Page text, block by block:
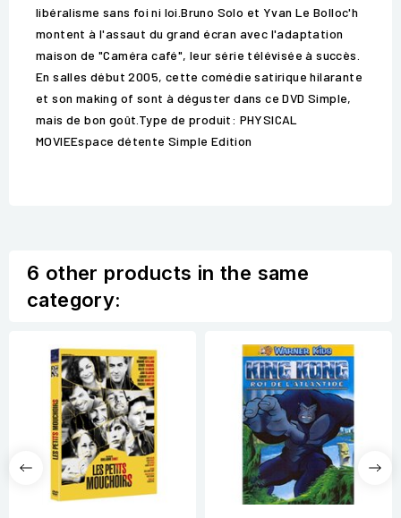
libéralisme sans foi ni loi.Bruno Solo et Yvan Le Bolloc'h
montent à l'assaut du grand écran avec l'adaptation
maison de "Caméra café", leur série télévisée à succès.
En salles début 2005, cette comédie satirique hilarante
et son making of sont à déguster dans ce DVD Simple,
mais de bon goût.Type de produit: PHYSICAL
MOVIEEspace détente Simple Edition
6 other products in the same
category: